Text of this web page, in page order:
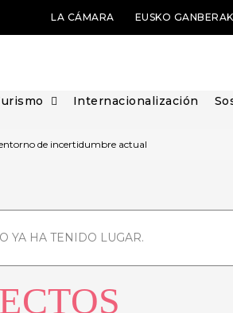
LA CÁMARA EUSKO GANBERAK
Internacionalización
de incertidumbre actual
YA HA TENIDO LUGAR.